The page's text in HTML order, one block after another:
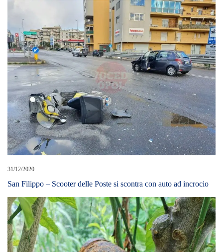
31/12/2020
San Filippo – Scooter delle Poste si scontra con auto ad incrocio